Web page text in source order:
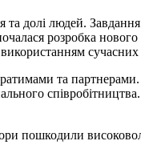
долі людей. Завдання
розробка
та
співробітництва.
пошкодили